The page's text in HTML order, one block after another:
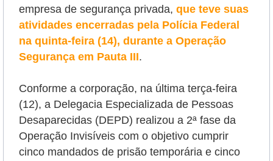
empresa de segurança privada, que teve suas
atividades encerradas pela Polícia Federal
na quinta-feira (14), durante a Operação
Segurança em Pauta III.
Conforme a corporação, na última terça-feira
(12), a Delegacia Especializada de Pessoas
Desaparecidas (DEPD) realizou a 2ª fase da
Operação Invisíveis com o objetivo cumprir
cinco mandados de prisão temporária e cinco